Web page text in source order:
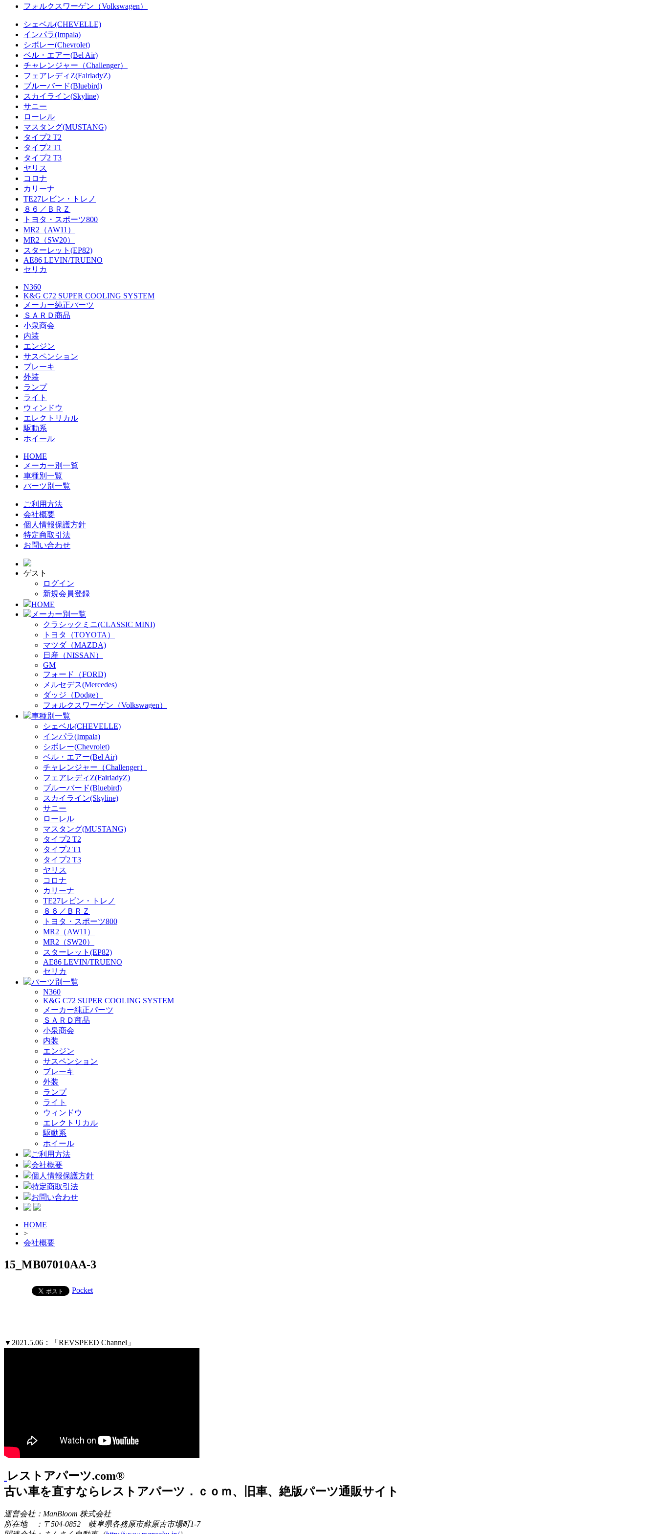
フォルクスワーゲン（Volkswagen）
シェベル(CHEVELLE)
インパラ(Impala)
シボレー(Chevrolet)
ベル・エアー(Bel Air)
チャレンジャー（Challenger）
フェアレディZ(FairladyZ)
ブルーバード(Bluebird)
スカイライン(Skyline)
サニー
ローレル
マスタング(MUSTANG)
タイプ2 T2
タイプ2 T1
タイプ2 T3
ヤリス
コロナ
カリーナ
TE27レビン・トレノ
８６／ＢＲＺ
トヨタ・スポーツ800
MR2（AW11）
MR2（SW20）
スターレット(EP82)
AE86 LEVIN/TRUENO
セリカ
N360
K&G C72 SUPER COOLING SYSTEM
メーカー純正パーツ
ＳＡＲＤ商品
小泉商会
内装
エンジン
サスペンション
ブレーキ
外装
ランプ
ライト
ウィンドウ
エレクトリカル
駆動系
ホイール
HOME
メーカー別一覧
車種別一覧
パーツ別一覧
ご利用方法
会社概要
個人情報保護方針
特定商取引法
お問い合わせ
ゲスト
ログイン
新規会員登録
HOME
メーカー別一覧
クラシックミニ(CLASSIC MINI)
トヨタ（TOYOTA）
マツダ（MAZDA)
日産（NISSAN）
GM
フォード（FORD)
メルセデス(Mercedes)
ダッジ（Dodge）
フォルクスワーゲン（Volkswagen）
車種別一覧
シェベル(CHEVELLE)
インパラ(Impala)
シボレー(Chevrolet)
ベル・エアー(Bel Air)
チャレンジャー（Challenger）
フェアレディZ(FairladyZ)
ブルーバード(Bluebird)
スカイライン(Skyline)
サニー
ローレル
マスタング(MUSTANG)
タイプ2 T2
タイプ2 T1
タイプ2 T3
ヤリス
コロナ
カリーナ
TE27レビン・トレノ
８６／ＢＲＺ
トヨタ・スポーツ800
MR2（AW11）
MR2（SW20）
スターレット(EP82)
AE86 LEVIN/TRUENO
セリカ
パーツ別一覧
N360
K&G C72 SUPER COOLING SYSTEM
メーカー純正パーツ
ＳＡＲＤ商品
小泉商会
内装
エンジン
サスペンション
ブレーキ
外装
ランプ
ライト
ウィンドウ
エレクトリカル
駆動系
ホイール
ご利用方法
会社概要
個人情報保護方針
特定商取引法
お問い合わせ
HOME
>
会社概要
15_MB07010AA-3
Pocket
▼2021.5.06：「REVSPEED Channel」
レストアパーツ.com®
古い車を直すならレストアパーツ．ｃｏｍ、旧車、絶版パーツ通販サイト
運営会社：ManBloom 株式会社
所在地 ：〒504-0852 岐阜県各務原市蘇原古市場町1-7